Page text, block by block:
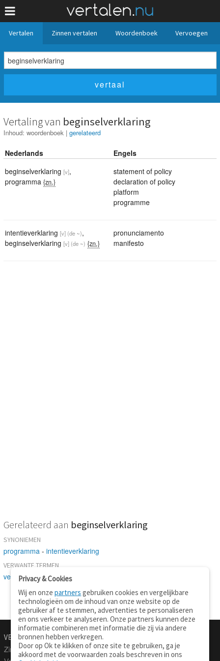
Vertalen Zinnen vertalen Woordenboek Vervoegen
Vertaling van beginselverklaring
Inhoud: woordenboek | gerelateerd
Nederlands
Engels
beginselverklaring [v],
programma {zn.}
statement of policy
declaration of policy
platform
programme
intentieverklaring [v] (de ~),
beginselverklaring [v] (de ~) {zn.}
pronunciamento
manifesto
Gerelateerd aan beginselverklaring
SYNONIEMEN
programma - intentieverklaring
VERWANTE TERMEN
verklaring
VERTALEN.NU
Zinnen vertalen
Over deze site
Privacy & Cookies
Wij en onzepartners gebruiken cookies en vergelijkbare
technologieën om de inhoud van onze website op de
gebruiker af te stemmen, advertenties te personaliseren
en ons verkeer te analyseren. Onze partners kunnen deze
informatie combineren met informatie die zij via andere
bronnen hebben verkregen.
Door op Ok te klikken of onze site te gebruiken, ga je
akkoord met de voorwaarden zoals beschreven in ons